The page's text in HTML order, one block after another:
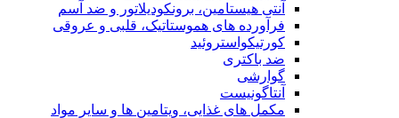
آنتی هیستامین، برونکودیلاتور و ضد آسم
فرآورده های هموستاتیک، قلبی و عروقی
کورتیکواستروئید
ضد باکتری
گوارشی
آنتاگونیست
مکمل های غذایی، ویتامین ها و سایر مواد